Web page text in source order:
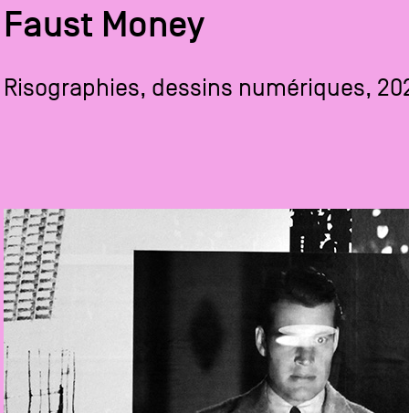
Faust Money
Risographies, dessins numériques,